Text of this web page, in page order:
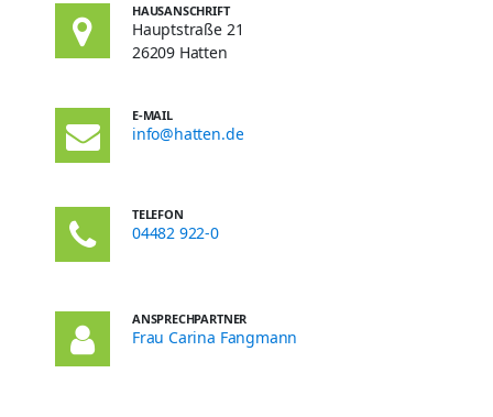
HAUSANSCHRIFT
Hauptstraße 21
26209 Hatten
E-MAIL
info@hatten.de
TELEFON
04482 922-0
ANSPRECHPARTNER
Frau Carina Fangmann